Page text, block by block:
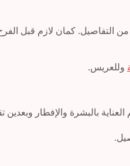
وللعريس.